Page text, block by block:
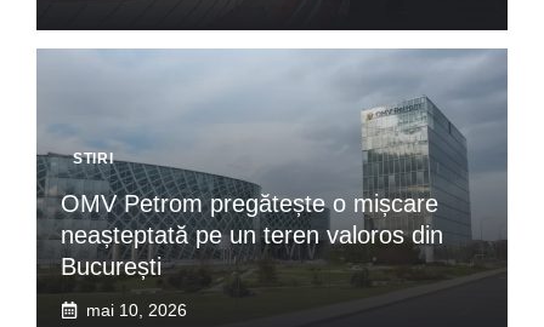
STIRI
OMV Petrom pregătește o mișcare
neașteptată pe un teren valoros din
București
mai 10, 2026